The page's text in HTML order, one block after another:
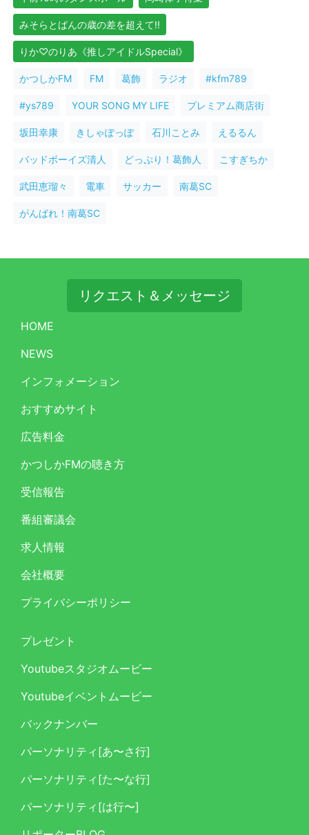
みそらとばんの歳の差を超えて!!
りか♡のりあ《推しアイドルSpecial》
かつしかFM FM 葛飾 ラジオ #kfm789
#ys789 YOUR SONG MY LIFE プレミアム商店街
坂田幸康 きしゃぽっぽ 石川ことみ えるるん
バッドボーイズ清人 どっぷり！葛飾人 こすぎちか
武田恵瑠々 電車 サッカー 南葛SC
がんばれ！南葛SC
リクエスト＆メッセージ
HOME
NEWS
インフォメーション
おすすめサイト
広告料金
かつしかFMの聴き方
受信報告
番組審議会
求人情報
会社概要
プライバシーポリシー
プレゼント
Youtubeスタジオムービー
Youtubeイベントムービー
バックナンバー
パーソナリティ[あ〜さ行]
パーソナリティ[た〜な行]
パーソナリティ[は行〜]